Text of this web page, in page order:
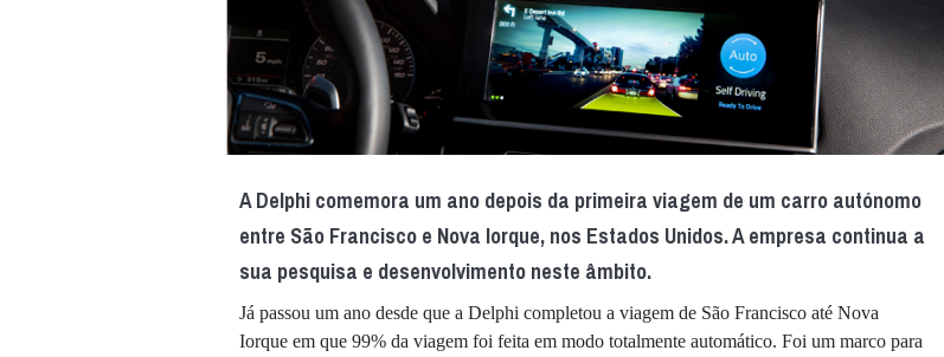
A Delphi comemora um ano depois da primeira viagem de um carro autónomo
entre São Francisco e Nova Iorque, nos Estados Unidos. A empresa continua a
sua pesquisa e desenvolvimento neste âmbito.
Já passou um ano desde que a Delphi completou a viagem de São Francisco até Nova
Iorque em que 99% da viagem foi feita em modo totalmente automático. Foi um marco para